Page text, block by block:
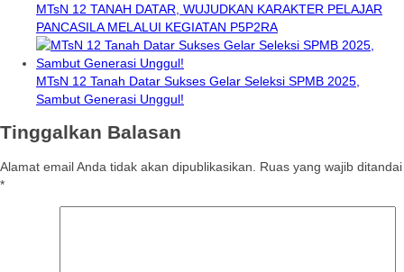
MTsN 12 TANAH DATAR, WUJUDKAN KARAKTER PELAJAR
PANCASILA MELALUI KEGIATAN P5P2RA
MTsN 12 Tanah Datar Sukses Gelar Seleksi SPMB 2025,
Sambut Generasi Unggul!
Tinggalkan Balasan
Alamat email Anda tidak akan dipublikasikan. Ruas yang wajib ditandai
*